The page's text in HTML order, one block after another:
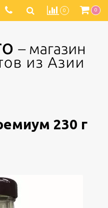
0 0
230 г